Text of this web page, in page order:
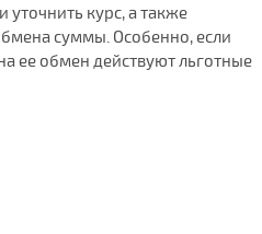
уточнить курс, а также
суммы. Особенно, если
ее обмен действуют льготные